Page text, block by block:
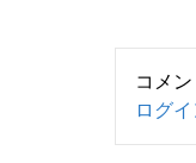
コメ
ログ